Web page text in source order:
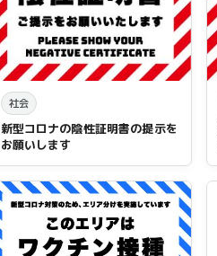
社会
新型コロナの陰性証明書の提示を
お願いします